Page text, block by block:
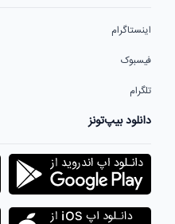
اینستاگرام
فیسبوک
تلگرام
دانلود بیپ‌تونز